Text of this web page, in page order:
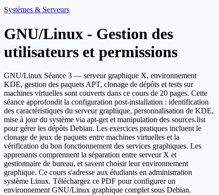
Systèmes & Serveurs
GNU/Linux - Gestion des
utilisateurs et permissions
GNU/Linux Séance 3 — serveur graphique X, environnement
KDE, gestion des paquets APT, clonage de dépôts et tests sur
machines virtuelles sont couverts dans ce cours de 20 pages. Cette
séance approfondit la configuration post-installation : identification
des caractéristiques du serveur graphique, personnalisation de KDE,
mise à jour du système via apt-get et manipulation des sources.list
pour gérer les dépôts Debian. Les exercices pratiques incluent le
clonage de jeux de paquets entre machines virtuelles et la
vérification du bon fonctionnement des services graphiques. Les
apprenants comprennent la séparation entre serveur X et
gestionnaire de bureau, et savent choisir leur environnement
graphique. Ce cours s'adresse aux étudiants en administration
système Linux. Téléchargez ce PDF pour configurer un
environnement GNU/Linux graphique complet sous Debian.